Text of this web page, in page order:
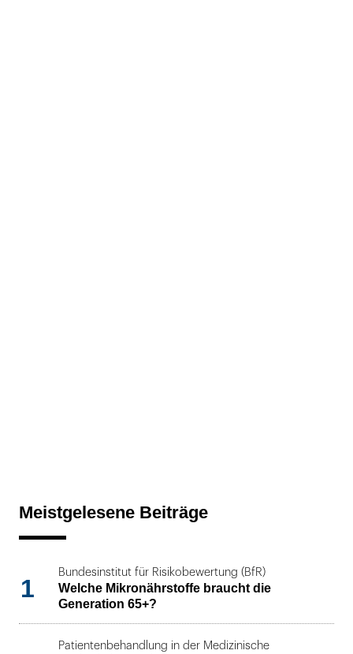
Meistgelesene Beiträge
1
Bundesinstitut für Risikobewertung (BfR)
Welche Mikronährstoffe braucht die
Generation 65+?
Patientenbehandlung in der Medizinische